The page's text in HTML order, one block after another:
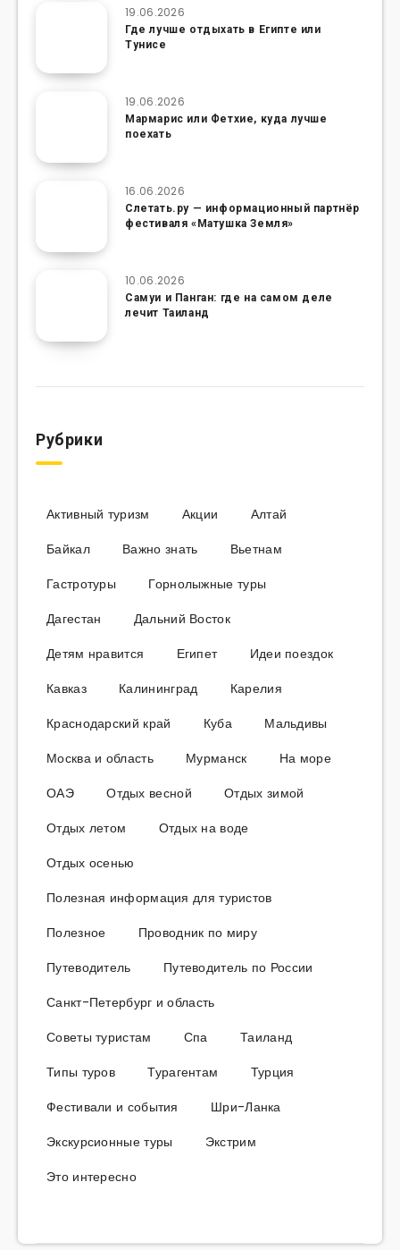
19.06.2026
Где лучше отдыхать в Египте или
Тунисе
19.06.2026
Мармарис или Фетхие, куда лучше
поехать
16.06.2026
Слетать.ру — информационный партнёр
фестиваля «Матушка Земля»
10.06.2026
Самуи и Панган: где на самом деле
лечит Таиланд
Рубрики
Активный туризм Акции
Алтай
Байкал
Важно знать
Вьетнам
Гастротуры
Горнолыжные туры
Дагестан
Дальний Восток
Детям нравится
Египет
Идеи поездок
Кавказ
Калининград
Карелия
Краснодарский край
Куба
Мальдивы
Москва и область
Мурманск
На море
ОАЭ
Отдых весной
Отдых зимой
Отдых летом
Отдых на воде
Отдых осенью
Полезная информация для туристов
Полезное
Проводник по миру
Путеводитель
Путеводитель по России
Санкт-Петербург и область
Советы туристам
Спа
Таиланд
Типы туров
Турагентам
Турция
Фестивали и события
Шри-Ланка
Экскурсионные туры
Экстрим
Это интересно